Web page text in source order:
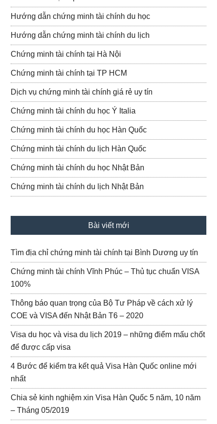
Hướng dẫn chứng minh tài chính du học
Hướng dẫn chứng minh tài chính du lịch
Chứng minh tài chính tại Hà Nội
Chứng minh tài chính tại TP HCM
Dịch vụ chứng minh tài chính giá rẻ uy tín
Chứng minh tài chính du học Ý Italia
Chứng minh tài chính du học Hàn Quốc
Chứng minh tài chính du lịch Hàn Quốc
Chứng minh tài chính du học Nhật Bản
Chứng minh tài chính du lịch Nhật Bản
Bài viết mới
Tìm địa chỉ chứng minh tài chính tại Bình Dương uy tín
Chứng minh tài chính Vĩnh Phúc – Thủ tục chuẩn VISA
100%
Thông báo quan trọng của Bộ Tư Pháp về cách xử lý
COE và VISA đến Nhật Bản T6 – 2020
Visa du học và visa du lịch 2019 – những điểm mấu chốt
để được cấp visa
4 Bước để kiểm tra kết quả Visa Hàn Quốc online mới
nhất
Chia sẻ kinh nghiệm xin Visa Hàn Quốc 5 năm, 10 năm
– Tháng 05/2019